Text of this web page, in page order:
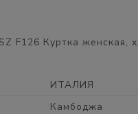
F126 Куртка
ИТАЛИЯ
Камбоджа